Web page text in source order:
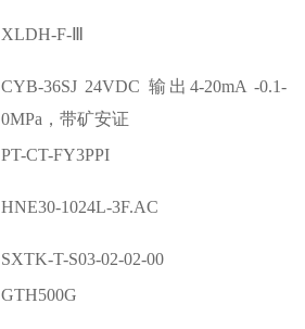
XLDH-F-Ⅲ
CYB-36SJ 24VDC 输出4-20mA -0.1-
0MPa，带矿安证
PT-CT-FY3PPI
HNE30-1024L-3F.AC
SXTK-T-S03-02-02-00
GTH500G